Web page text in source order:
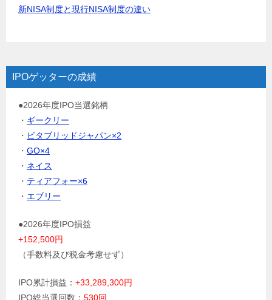
新NISA制度と現行NISA制度の違い
IPOゲッターの成績
●2026年度IPO当選銘柄
・ ギークリー
・ ビタブリッドジャパン×2
・ GO×4
・ ネイス
・ ティアフォー×6
・ エブリー
●2026年度IPO損益
+152,500円
（手数料及び税金考慮せず）
IPO累計損益： +33,289,300円
IPO総当選回数： 530回